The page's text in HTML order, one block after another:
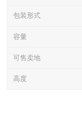
包装形式
容量
可售卖地
高度